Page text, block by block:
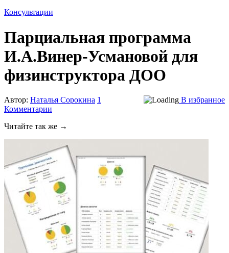
Консультации
Парциальная программа
И.А.Винер-Усмановой для
физинструктора ДОО
Автор: Наталья Сорокина В избранное
1
Комментарии
Читайте так же →